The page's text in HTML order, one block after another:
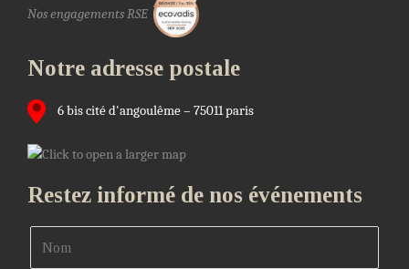
Nos engagements RSE
Notre adresse postale
6 bis cité d'angoulême – 75011 paris
Restez informé de nos événements